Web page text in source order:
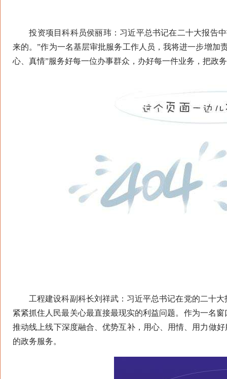
投资项目科科员侯丽玮：习近平总书记在二十大报告中
来的。”作为一名基层审批服务工作人员，我将进一步增加
心、真情”服务好每一位办事群众，办好每一件业务，把政
工程建设科副科长刘祥武：习近平总书记在党的二十大
紧紧抓住人民最关心最直接最现实的利益问题。作为一名
推动线上线下深度融合、优势互补，用心、用情、用力做
的政务服务。